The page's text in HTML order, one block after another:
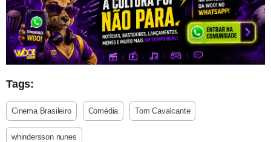
Tags:
Cinema Brasileiro Comédia Tom Cavalcante
whindersson nunes